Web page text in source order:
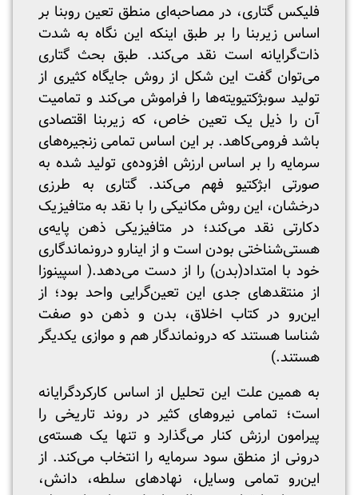
فلیکس گتاری، در مصاحبه‌ای منطق تعین روبنا بر
اساس زیربنا را بر طبق اینکه این نگاه به شدت
ذات‌گرایانه است نقد می‌کند. طبق بحث گتاری
‌می‌توان گفت این شکل از روش جایگاه کثیری از
تولید سوبژکتیویته‌ها را فراموش می‌کند و تمامیت
آن را ذیل یک تعین خاص، که زیربنا اقتصادی
باشد فرومی‌کاهد. بر این اساس تمامی زنجیره‌های
سرمایه را بر اساس ارزش افزوده‌ی تولید شده به
صورتی ابژکتیو فهم می‌کند. گتاری به طرزی
درخشان، این روش مکانیکی را با نقد به متافیزیک
دکارتی نقد می‌کند؛ در متافیزیکی ذهن پایه‌ی
هستی‌شناختی بودن است و از اینارو درونماندگاری
خود با امتداد(بدن) را از دست می‌دهد.( اسپینوزا
از منتقد‌های جدی این تعین‌گرایی واحد بود؛ از
این‌رو در کتاب اخلاق، بدن و ذهن دو صفت
شناسا هستند که درونماندگار هم و موازی یکدیگر
هستند.)
به همین علت این تحلیل از اساس کارکردگرایانه
است؛ تمامی نیرو‌های کثیر در روند تاریخی را
پیرامون ارزش کنار می‌گذارد و تنها یک هسته‌ی‌
درونی از منطق سود سرمایه را انتخاب می‌کند. از
این‌رو تمامی وسایل، نهاد‌های سلطه، دانش،